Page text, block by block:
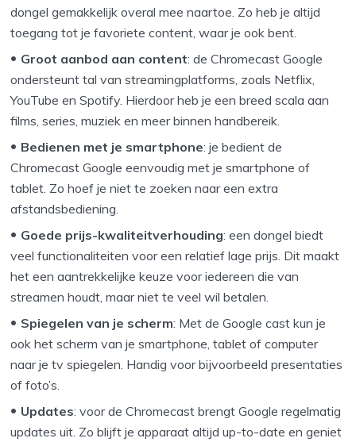
dongel gemakkelijk overal mee naartoe. Zo heb je altijd
toegang tot je favoriete content, waar je ook bent.
Groot aanbod aan content: de Chromecast Google
ondersteunt tal van streamingplatforms, zoals Netflix,
YouTube en Spotify. Hierdoor heb je een breed scala aan
films, series, muziek en meer binnen handbereik.
Bedienen met je smartphone: je bedient de
Chromecast Google eenvoudig met je smartphone of
tablet. Zo hoef je niet te zoeken naar een extra
afstandsbediening.
Goede prijs-kwaliteitverhouding: een dongel biedt
veel functionaliteiten voor een relatief lage prijs. Dit maakt
het een aantrekkelijke keuze voor iedereen die van
streamen houdt, maar niet te veel wil betalen.
Spiegelen van je scherm: Met de Google cast kun je
ook het scherm van je smartphone, tablet of computer
naar je tv spiegelen. Handig voor bijvoorbeeld presentaties
of foto’s.
Updates: voor de Chromecast brengt Google regelmatig
updates uit. Zo blijft je apparaat altijd up-to-date en geniet